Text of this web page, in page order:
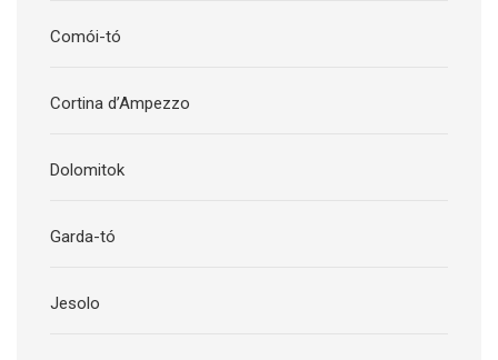
Comói-tó
Cortina d’Ampezzo
Dolomitok
Garda-tó
Jesolo